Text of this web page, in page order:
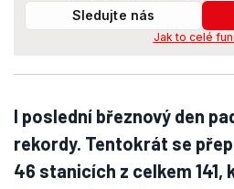
Sledujte nás
Jak to celé
I poslední březnový den
rekordy. Tentokrát se
46 stanicích z celkem